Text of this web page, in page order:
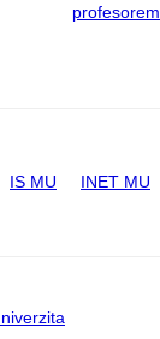
profesorem
IS MU INET MU